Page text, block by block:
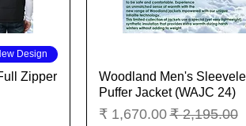
Woodland Men's
Puffer Jacket (WAJC 24)
سعر عادي‏2,195.00 ₹ سعر البيع‏1,670.00 ₹
Design
Zipper